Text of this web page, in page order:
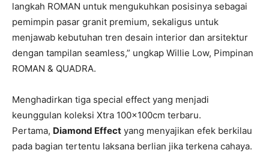
langkah ROMAN untuk mengukuhkan posisinya sebagai
pemimpin pasar granit premium, sekaligus untuk
menjawab kebutuhan tren desain interior dan arsitektur
dengan tampilan seamless,” ungkap Willie Low, Pimpinan
ROMAN & QUADRA.
Menghadirkan tiga special effect yang menjadi
keunggulan koleksi Xtra 100x100cm terbaru.
Pertama, Diamond Effect yang menyajikan efek berkilau
pada bagian tertentu laksana berlian jika terkena cahaya.